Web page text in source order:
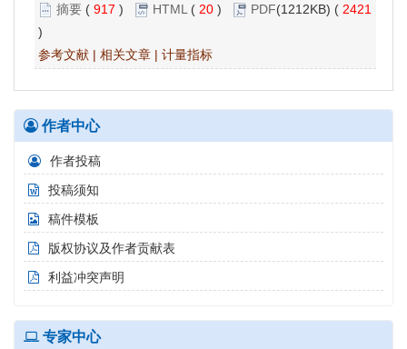
摘要 ( 917 ) HTML ( 20 ) PDF(1212KB) ( 2421
)
参考文献 | 相关文章 | 计量指标
作者中心
作者投稿
投稿须知
稿件模板
版权协议及作者贡献表
利益冲突声明
专家中心